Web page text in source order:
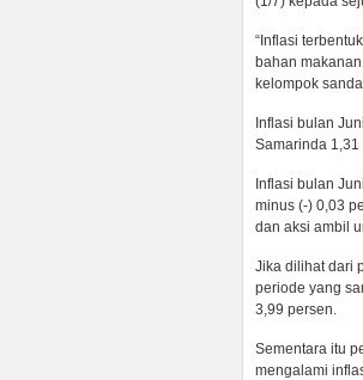
“Inflasi
bahan
kelompok
Inflasi bulan
Samarinda
Inflasi bulan
minus (-) 0,03
dan aksi ambil
Jika dilihat dari
periode yang
3,99 persen.
Sementara itu
mengalami